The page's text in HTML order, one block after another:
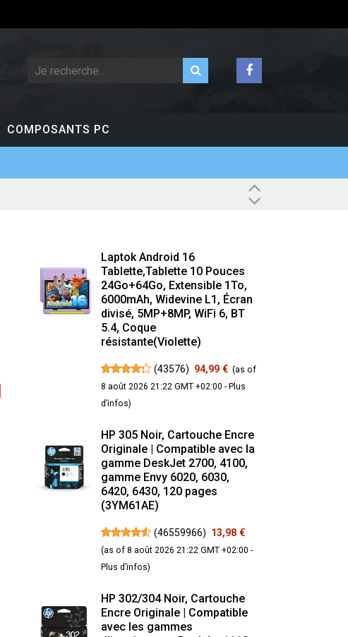
COMPOSANTS PC
Laptok Android 16
Tablette,Tablette 10 Pouces
24Go+64Go, Extensible 1To,
6000mAh, Widevine L1, Écran
divisé, 5MP+8MP, WiFi 6, BT
5.4, Coque
résistante(Violette)
(43576) 94,99 € (as of
8 août 2026 21:22 GMT +02:00 -Plus
d’infos)
HP 305 Noir, Cartouche Encre
Originale | Compatible avec la
gamme DeskJet 2700, 4100,
gamme Envy 6020, 6030,
6420, 6430, 120 pages
(3YM61AE)
(46559966) 13,98 €
(as of 8 août 2026 21:22 GMT +02:00 -
Plus d’infos)
HP 302/304 Noir, Cartouche
Encre Originale | Compatible
avec les gammes